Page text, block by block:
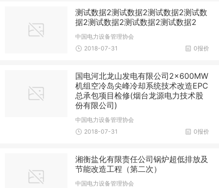
测试数据2测试数据2测试数据2测试数
据2测试数据2测试数据2测试数据2
中国电力设备管理协会
0报价
2018-07-31
国电河北龙山发电有限公司2×600MW
机组空冷岛尖峰冷却系统技术改造EPC
总承包项目检修(烟台龙源电力技术股
份有限公司)
中国电力设备管理协会
0报价
2018-07-31
湘衡盐化有限责任公司锅炉超低排放及
节能改造工程（第二次）
中国电力设备管理协会